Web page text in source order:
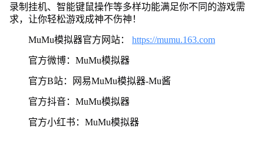
录制挂机、智能键鼠操作等多样功能满足你不同的游戏需
求，让你轻松游戏成神不伤神！
MuMu模拟器官方网站： https://mumu.163.com
官方微博：MuMu模拟器
官方B站：网易MuMu模拟器-Mu酱
官方抖音：MuMu模拟器
官方小红书：MuMu模拟器